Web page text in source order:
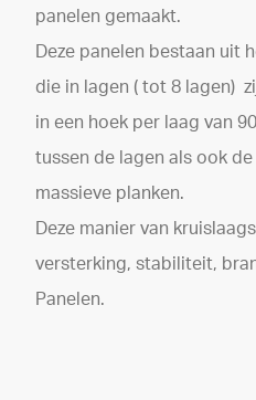
panelen gemaakt.
Deze panelen bestaan uit
die in lagen ( tot 8 lagen)
in een hoek per laag van
tussen de lagen als ook
massieve planken.
Deze manier van
versterking, stabiliteit,
Panelen.